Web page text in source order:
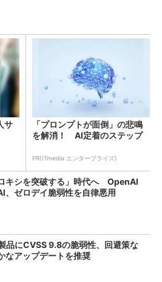
サ
「プロンプトが面倒」の悲鳴
を解消！ AI定着のステップ
PR(ITmedia エンタープライズ)
キシを突破する」時代へ OpenAI
、ゼロデイ脆弱性を自律悪用
品にCVSS 9.8の脆弱性、回避策な
なアップデートを推奨